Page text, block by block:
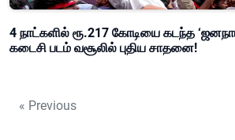
4 நாட்களில் ரூ.217 கோடியை கடந்த
கடைசி படம் வசூலில் புதிய சாதனை!
« Previous